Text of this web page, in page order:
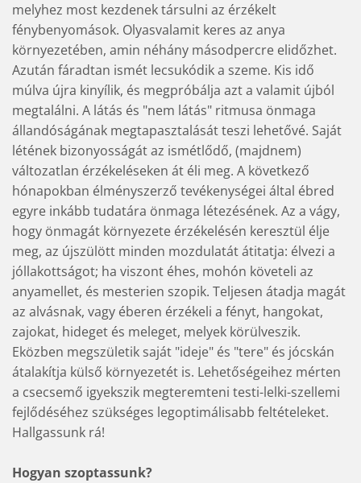
melyhez most kezdenek társulni az érzékelt
fénybenyomások. Olyasvalamit keres az anya
környezetében, amin néhány másodpercre elidőzhet.
Azután fáradtan ismét lecsukódik a szeme. Kis idő
múlva újra kinyílik, és megpróbálja azt a valamit újból
megtalálni. A látás és "nem látás" ritmusa önmaga
állandóságának megtapasztalását teszi lehetővé. Saját
létének bizonyosságát az ismétlődő, (majdnem)
változatlan érzékeléseken át éli meg. A következő
hónapokban élményszerző tevékenységei által ébred
egyre inkább tudatára önmaga létezésének. Az a vágy,
hogy önmagát környezete érzékelésén keresztül élje
meg, az újszülött minden mozdulatát átitatja: élvezi a
jóllakottságot; ha viszont éhes, mohón követeli az
anyamellet, és mesterien szopik. Teljesen átadja magát
az alvásnak, vagy éberen érzékeli a fényt, hangokat,
zajokat, hideget és meleget, melyek körülveszik.
Eközben megszületik saját "ideje" és "tere" és jócskán
átalakítja külső környezetét is. Lehetőségeihez mérten
a csecsemő igyekszik megteremteni testi-lelki-szellemi
fejlődéséhez szükséges legoptimálisabb feltételeket.
Hallgassunk rá!
Hogyan szoptassunk?